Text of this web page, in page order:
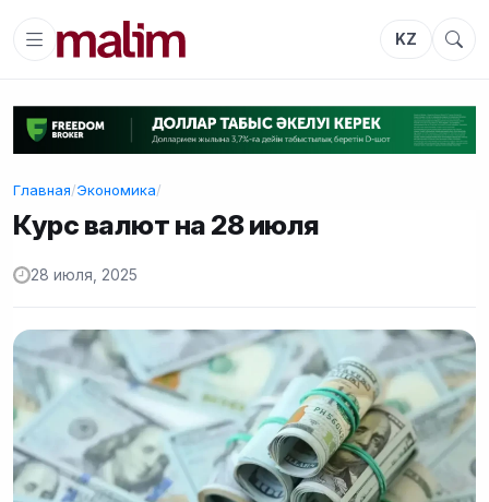
KZ
Главная/Экономика/
Курс валют на 28 июля
28 июля, 2025